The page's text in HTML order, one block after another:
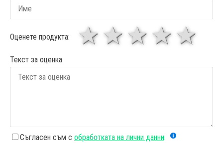
Оценете продукта: 4
3
звезди
1 звезда
Текст за оценка
Съгласен съм с обработката на лични данни.